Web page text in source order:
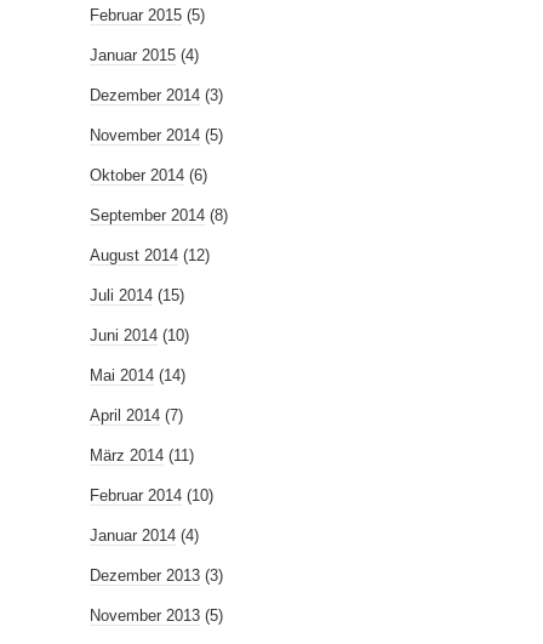
Februar 2015 (5)
Januar 2015 (4)
Dezember 2014 (3)
November 2014 (5)
Oktober 2014 (6)
September 2014 (8)
August 2014 (12)
Juli 2014 (15)
Juni 2014 (10)
Mai 2014 (14)
April 2014 (7)
März 2014 (11)
Februar 2014 (10)
Januar 2014 (4)
Dezember 2013 (3)
November 2013 (5)